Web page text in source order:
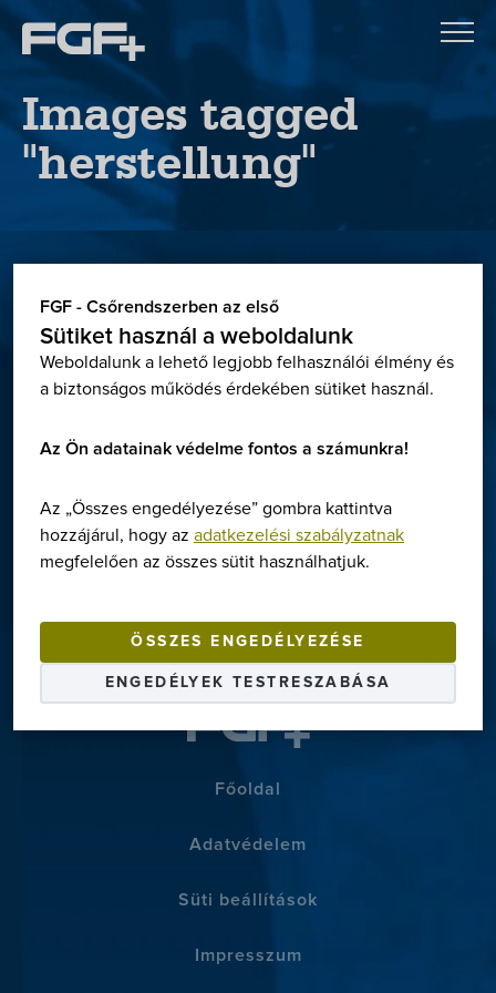
FGF - Csőrendszerben az első
Sütiket használ a weboldalunk
Weboldalunk a lehető legjobb felhasználói élmény és
a biztonságos működés érdekében sütiket használ.
Az Ön adatainak védelme fontos a számunkra!
Az „Összes engedélyezése” gombra kattintva
hozzájárul, hogy az adatkezelési szabályzatnak
megfelelően az összes sütit használhatjuk.
ÖSSZES ENGEDÉLYEZÉSE
ENGEDÉLYEK TESTRESZABÁSA
Megoldások
Márkák
Szerviz
+36-1/363-6559
Images tagged
"herstellung"
Letöltések
Letöltőközpontunkban megtalálható minden, ami a
tervezéshez és kivitelezéshez szükséges:
tervezési segédlet stb.
TOVÁBB A LETÖLTÉSEKHEZ
Főoldal
Adatvédelem
Süti beállítások
Impresszum